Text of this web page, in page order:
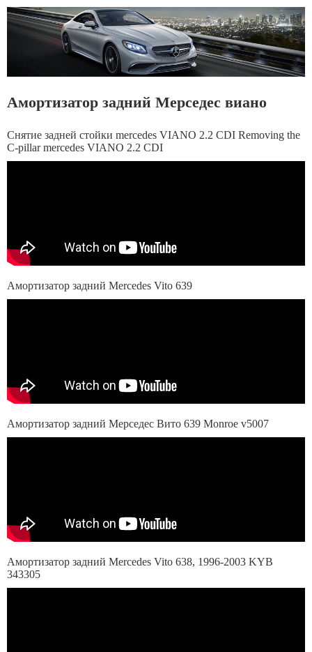
Амортизатор задний Мерседес виано
Снятие задней стойки mercedes VIANO 2.2 CDI Removing the
C-pillar mercedes VIANO 2.2 CDI
Амортизатор задний Mercedes Vito 639
Амортизатор задний Мерседес Вито 639 Monroe v5007
Амортизатор задний Mercedes Vito 638, 1996-2003 KYB
343305